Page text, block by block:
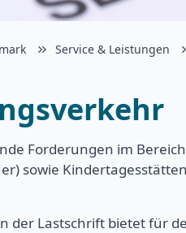
Service & Leistungen
Forderungen im
sowie
der Lastschrift bietet für